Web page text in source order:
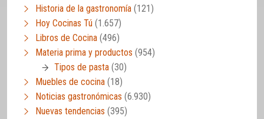
Historia de la gastronomía (121)
Hoy Cocinas Tú (1.657)
Libros de Cocina (496)
Materia prima y productos (954)
Tipos de pasta (30)
Muebles de cocina (18)
Noticias gastronómicas (6.930)
Nuevas tendencias (395)